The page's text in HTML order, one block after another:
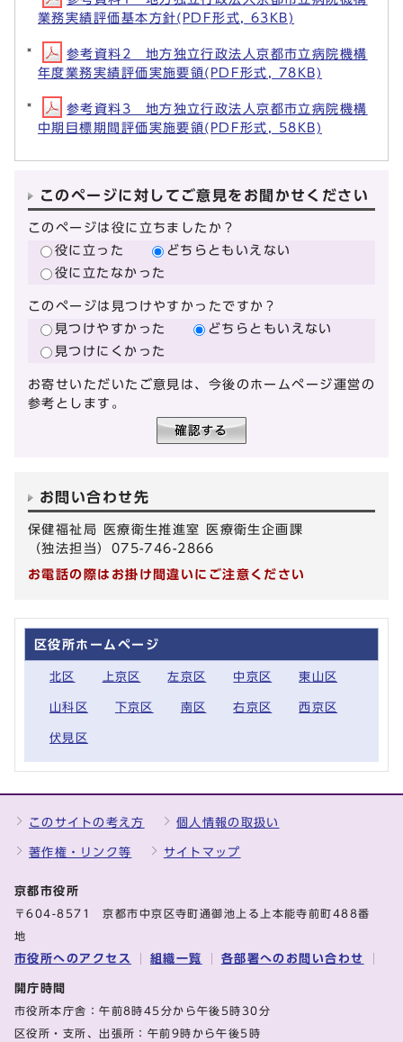
業務実績評価基本方針(PDF形式, 63KB)
参考資料2 地方独立行政法人京都市立病院機構
年度業務実績評価実施要領(PDF形式, 78KB)
参考資料3 地方独立行政法人京都市立病院機構
中期目標期間評価実施要領(PDF形式, 58KB)
このページに対してご意見をお聞かせください
このページは役に立ちましたか？
役に立った
どちらともいえない
役に立たなかった
このページは見つけやすかったですか？
見つけやすかった
どちらともいえない
見つけにくかった
お寄せいただいたご意見は、今後のホームページ運営の
参考とします。
お問い合わせ先
保健福祉局 医療衛生推進室 医療衛生企画課
（独法担当）075-746-2866
お電話の際はお掛け間違いにご注意ください
区役所ホームページ
北区 上京区 左京区 中京区 東山区
山科区 下京区 南区 右京区 西京区
伏見区
このサイトの考え方 個人情報の取扱い
著作権・リンク等 サイトマップ
京都市役所
〒604-8571 京都市中京区寺町通御池上る上本能寺前町488番
地
市役所へのアクセス 組織一覧 各部署へのお問い合わせ
開庁時間
市役所本庁舎：午前8時45分から午後5時30分
区役所・支所、出張所：午前9時から午後5時